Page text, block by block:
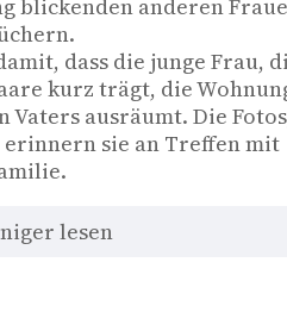
blickenden anderen
dass die junge Frau,
kurz trägt, die
ausräumt. Die
sie an Treffen mit
lesen